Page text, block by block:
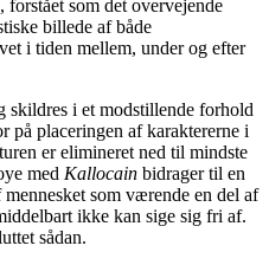
forstået som det overvejende
billede af både
i tiden mellem, under og efter
skildres i et modstillende forhold
på placeringen af karaktererne i
er elimineret ned til mindste
med Kallocain bidrager til en
som værende en del af
ikke kan sige sig fri af.
sådan.